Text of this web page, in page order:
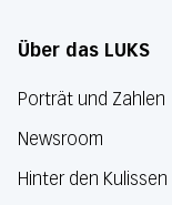
Über das LUKS
Porträt und Zahlen
Newsroom
Hinter den Kulissen